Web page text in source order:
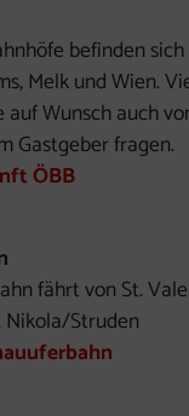
befinden sich
Melk und Wien.
auf Wunsch auch
Gastgeber fragen.
ÖBB
fährt von St.
Nikola/Struden